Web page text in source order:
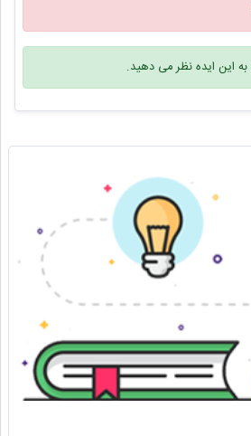
این ایده نظر می دهید.